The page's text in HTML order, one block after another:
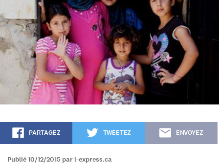
PARTAGEZ TWEETEZ ENVOYEZ
Publié 10/12/2015 par l-express.ca